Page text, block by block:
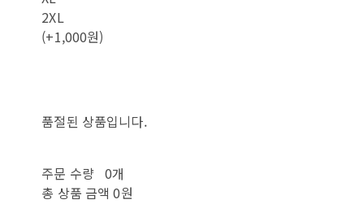
2XL
(+1,000원)
품절된 상품입니다.
주문 수량 0개
총 상품 금액 0원